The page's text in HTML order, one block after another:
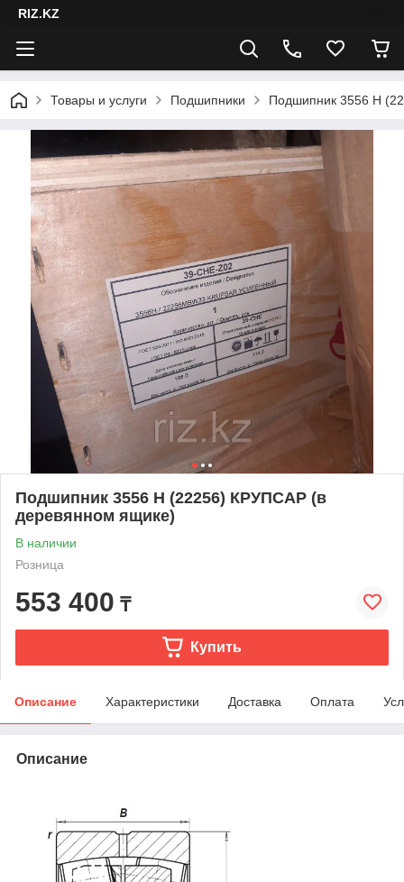
RIZ.KZ
Товары и услуги Подшипники Подшипник 3556 Н
Подшипник 3556 Н (22256) КРУПСАР (в
деревянном ящике)
В наличии
Розница
553 400 ₸
Купить
Описание Характеристики Доставка Оплата
Описание